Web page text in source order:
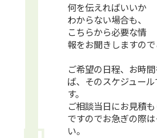
何を伝えればいいか
わからない場合も、
こちらから必要な情
報をお聞きしますので
ご希望の日程、お時
ば、そのスケジュー
す。
ご相談当日にお見積
ですのでお急ぎの際
い。